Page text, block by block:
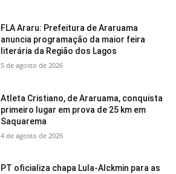
FLA Araru: Prefeitura de Araruama
anuncia programação da maior feira
literária da Região dos Lagos
5 de agosto de 2026
Atleta Cristiano, de Araruama, conquista
primeiro lugar em prova de 25 km em
Saquarema
4 de agosto de 2026
PT oficializa chapa Lula-Alckmin para as